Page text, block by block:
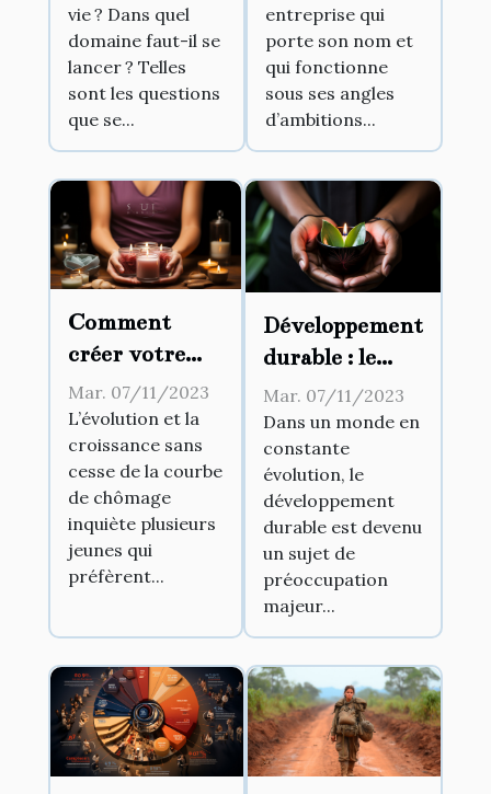
vie ? Dans quel
domaine faut-il se
lancer ? Telles
sont les questions
que se...
entreprise qui
porte son nom et
qui fonctionne
sous ses angles
d’ambitions...
Comment
créer votre
propre
business ?
Mar. 07/11/2023
L’évolution et la
croissance sans
cesse de la courbe
de chômage
inquiète plusieurs
jeunes qui
préfèrent...
Développement
durable : le
nouvel enjeu
des entreprises
ambitieuses
Mar. 07/11/2023
Dans un monde en
constante
évolution, le
développement
durable est devenu
un sujet de
préoccupation
majeur...